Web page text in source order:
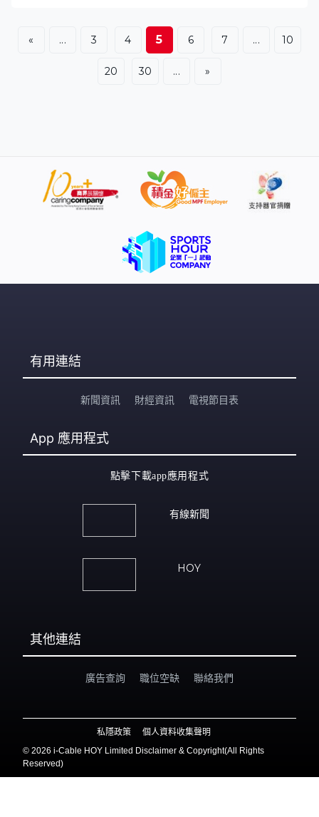
守議員亦有祝賀，又說他們會全力支持政府推動展能體育
發展，讓殘疾人士通過體育運動發揮所長。
« ... 3 4 5 6 7 ... 10
20 30 ... »
有用連結
新聞資訊 財經資訊 電視節目表
App 應用程式
點擊下載app應用程式
有線新聞
HOY
其他連結
廣告查詢 職位空缺 聯絡我們
私隱政策
個人資料收集聲明
© 2026 i-Cable HOY Limited Disclaimer & Copyright(All Rights
Reserved)